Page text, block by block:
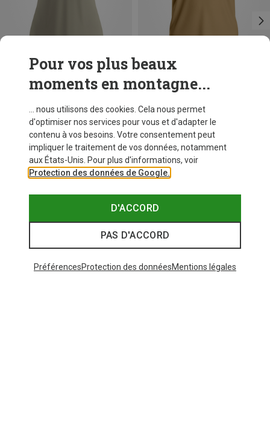
Vous économisez 37% Vous économisez 26%
Pour vos plus beaux
moments en montagne...
... nous utilisons des cookies. Cela nous permet
d'optimiser nos services pour vous et d'adapter le
contenu à vos besoins. Votre consentement peut
impliquer le traitement de vos données, notamment
aux États-Unis. Pour plus d'informations, voir
Protection des données de Google.
D'ACCORD
PAS D'ACCORD
PréférencesProtection des donnéesMentions légales